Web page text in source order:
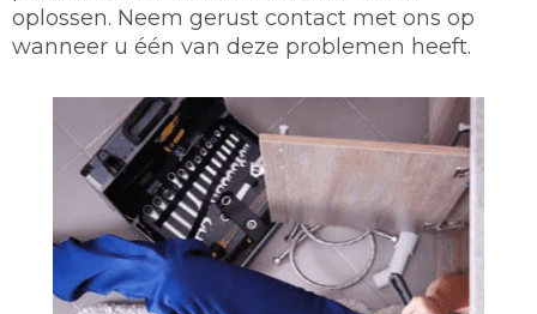
oplossen. Neem gerust contact met ons op
wanneer u één van deze problemen heeft.